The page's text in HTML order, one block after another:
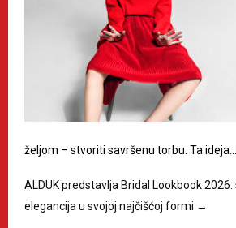
željom – stvoriti savršenu torbu. Ta ideja…
ALDUK predstavlja Bridal Lookbook
elegancija u svojoj najčišćoj formi →